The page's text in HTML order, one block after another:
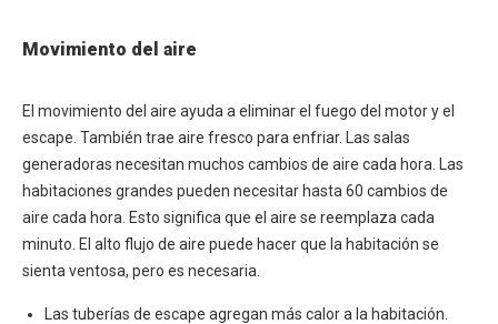
Movimiento del aire
El movimiento del aire ayuda a eliminar el fuego del motor y el
escape. También trae aire fresco para enfriar. Las salas
generadoras necesitan muchos cambios de aire cada hora. Las
habitaciones grandes pueden necesitar hasta 60 cambios de
aire cada hora. Esto significa que el aire se reemplaza cada
minuto. El alto flujo de aire puede hacer que la habitación se
sienta ventosa, pero es necesaria.
Las tuberías de escape agregan más calor a la habitación.